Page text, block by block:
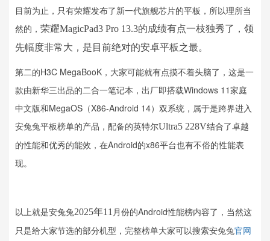
目前为止，只有荣耀发布了新一代旗舰芯片的平板，所以理所当
然的， 荣耀MagicPad3 Pro 13.3的成绩有点一枝独秀了，领
先幅度非常大，是目前绝对的安卓平板之最。
第二的H3C MegaBooK，大家可能就有点摸不着头脑了，这是一
款由新华三出品的二合一笔记本，出厂即搭载Windows 11家庭
中文版和MegaOS（X86-Android 14）双系统，属于是跨界进入
安兔兔平板榜单的产品，配备的英特尔Ultra5 228V结合了卓越
的性能和优秀的能效，在Android的x86平台也有不俗的性能表
现。
以上就是安兔兔2025年11 月份的Android性能榜内容了，当然这
只是给大家节选的部分机型，完整榜单大家可以搜索安兔兔官网